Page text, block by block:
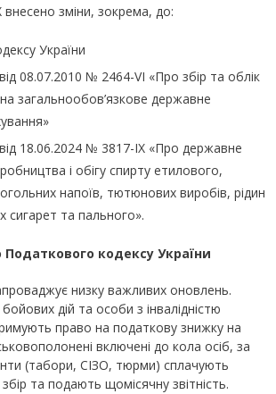
зміни, зокрема, до:
України
08.07.2010 № 2464-VI «Про збір та облік
загальнообов’язкове державне
18.06.2024 № 3817-ІХ «Про державне
і обігу спирту етилового,
напоїв, тютюнових виробів, рідин
сигарет та пального».
Податкового кодексу України
низку важливих оновлень.
дій та особи з інвалідністю
право на податкову знижку на
включені до кола осіб, за
(табори, СІЗО, тюрми) сплачують
та подають щомісячну звітність.